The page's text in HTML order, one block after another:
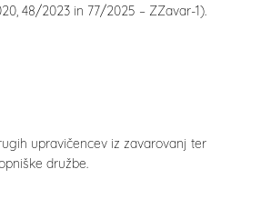
48/2023 in 77/2025 – ZZavar-1).
upravičencev iz zavarovanj ter
družbe.